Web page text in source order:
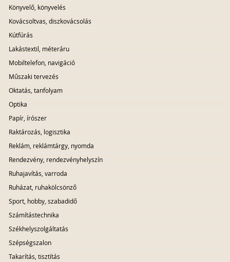
Könyvelő, könyvelés
Kovácsoltvas, diszkovácsolás
Kútfúrás
Lakástextil, méteráru
Mobiltelefon, navigáció
Műszaki tervezés
Oktatás, tanfolyam
Optika
Papír, írószer
Raktározás, logisztika
Reklám, reklámtárgy, nyomda
Rendezvény, rendezvényhelyszín
Ruhajavítás, varroda
Ruházat, ruhakölcsönző
Sport, hobby, szabadidő
Számítástechnika
Székhelyszolgáltatás
Szépségszalon
Takarítás, tisztítás